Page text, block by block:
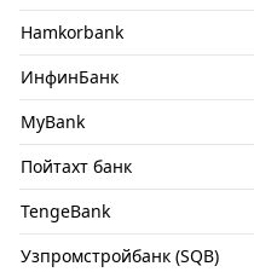
Hamkorbank
ИнфинБанк
MyBank
Пойтахт банк
TengeBank
Узпромстройбанк (SQB)